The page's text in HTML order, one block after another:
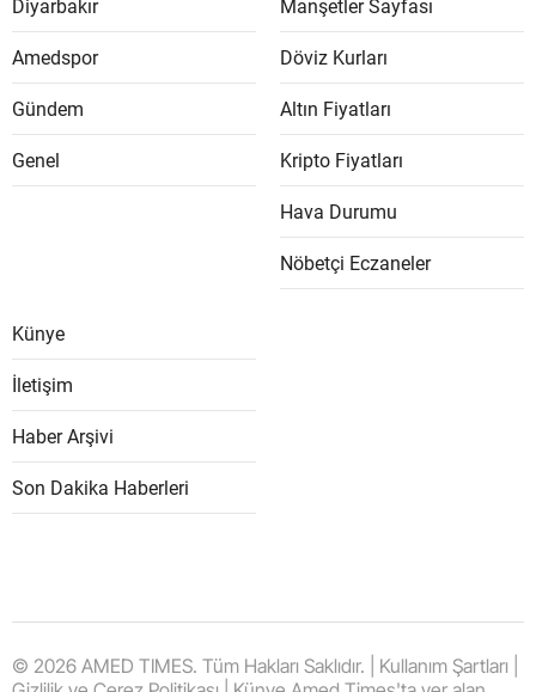
Diyarbakır
Amedspor
Gündem
Genel
Manşetler Sayfası
Döviz Kurları
Altın Fiyatları
Kripto Fiyatları
Hava Durumu
Nöbetçi Eczaneler
Künye
İletişim
Haber Arşivi
Son Dakika Haberleri
© 2026 AMED TIMES. Tüm Hakları Saklıdır. | Kullanım Şartları |